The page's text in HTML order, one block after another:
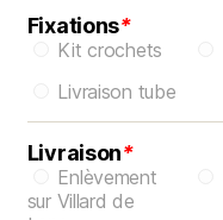
Fixations*
Kit crochets
Livraison tube
Livraison*
Enlèvement
sur Villard de